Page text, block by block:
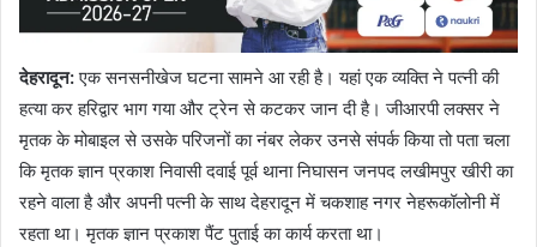
देहरादून:एक सनसनीखेज घटना सामने आ रही है। यहां एक व्यक्ति ने पत्नी की
हत्या कर हरिद्वार भाग गया और ट्रेन से कटकर जान दी है। जीआरपी लक्सर ने
मृतक के मोबाइल से उसके परिजनों का नंबर लेकर उनसे संपर्क किया तो पता चला
कि मृतक ज्ञान प्रकाश निवासी दवाई पूर्व थाना निघासन जनपद लखीमपुर खीरी का
रहने वाला है और अपनी पत्नी के साथ देहरादून में चकशाह नगर नेहरूकॉलोनी में
रहता था। मृतक ज्ञान प्रकाश पैंट पुताई का कार्य करता था।